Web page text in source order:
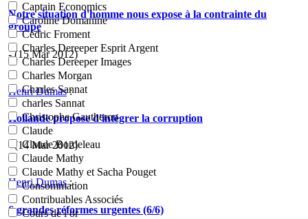
Captain Economics
Caroline Domanine
Cédric Froment
Charles Dereeper Esprit Argent
Charles Dereeper Images
Charles Morgan
Charles Sannat
charles Sannat
Christophe Gautheron
Claude
Claude Bordeleau
Claude Mathy
Claude Mathy et Sacha Pouget
Consommation
Contribuables Associés
Cours de l or
Notre situation d'homme nous expose à la contrainte du
groupe
- (15 Mar 2012)
Henri Dumas:
Hollande propose d'intégrer la corruption
- (14 Mar 2012)
Henri Dumas:
6 grandes réformes urgentes (6/6)